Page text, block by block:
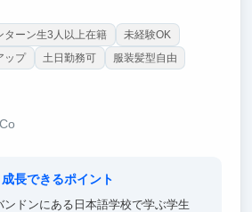
ターン生3人以上在籍
未経験OK
ップ 土日勤務可
服装髪型自由
長できるポイント
ンドンにある日本語学校で学ぶ学生